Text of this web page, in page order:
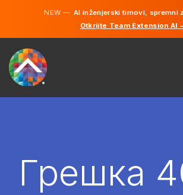
NEW —AI inženjerski timovi, spremni
Otkrijte Team Extension AI
Грешка